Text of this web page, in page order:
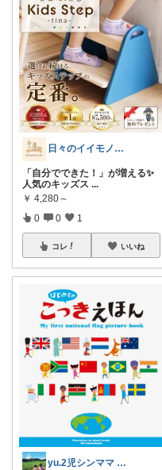
日々のイイモノログ
「自分でできた！」が増える✨
人気のキッズス ...
￥ 4,280～
0 0 1
コレ いいね
yu.2児シンママ いつも心から感謝です